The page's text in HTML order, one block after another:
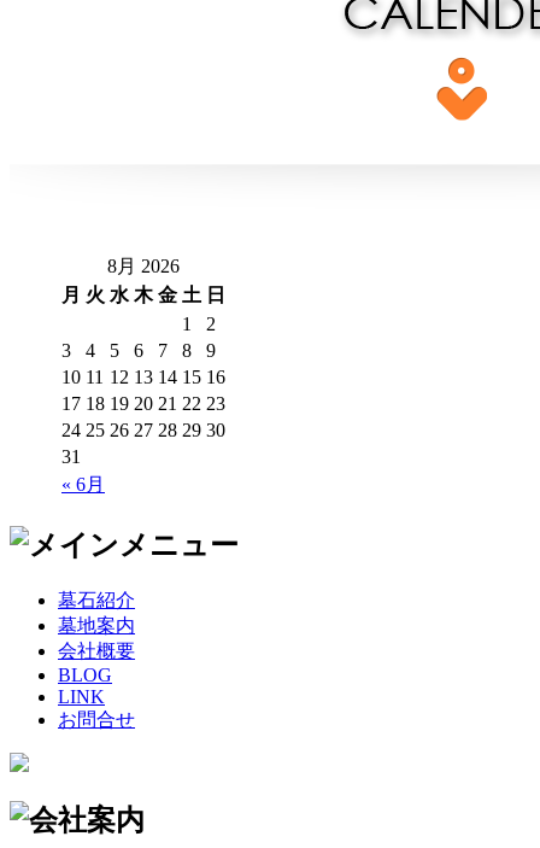
8月 2026
月 火 水 木 金 土 日
« 6月
1
2
3
4 5 6 7 8
9
10 11 12 13 14 15 16
17 18 19 20 21 22 23
24 25 26 27 28 29 30
31
墓石紹介
墓地案内
会社概要
BLOG
LINK
お問合せ